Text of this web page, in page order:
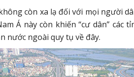
còn xa lạ đối với mọi người
Á này còn khiến “cư dân” các
nước ngoài quy tụ về đây.